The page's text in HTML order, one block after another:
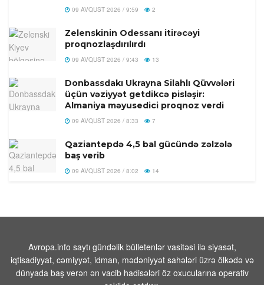
09 AVQUST 2026 / 9:59 2
Zelenskinin Odessanı itirəcəyi
proqnozlaşdırılırdı
09 AVQUST 2026 / 9:43 13
Donbassdakı Ukrayna Silahlı Qüvvələri
üçün vəziyyət getdikcə pisləşir:
Almaniya məyusedici proqnoz verdi
09 AVQUST 2026 / 8:33 7
Qaziantepdə 4,5 bal gücündə zəlzələ
baş verib
09 AVQUST 2026 / 8:02 14
Prezident İlham Əliyevlə Donald
Tramp arasında telefon danışığı olub
08 AVQUST 2026 / 20:16 6
Avropa.info saytı gündəlik bülletenlər vasitəsi ilə siyasət,
iqtisadiyyat, cəmiyyət, idman, mədəniyyət sahələri üzrə ölkədə və
dünyada baş verən ən vacib hadisələri öz oxucularına operativ